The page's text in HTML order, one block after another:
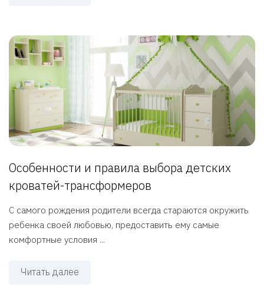
Особенности и правила выбора детских
кроватей-трансформеров
С самого рождения родители всегда стараются окружить
ребенка своей любовью, предоставить ему самые
комфортные условия ...
Читать далее